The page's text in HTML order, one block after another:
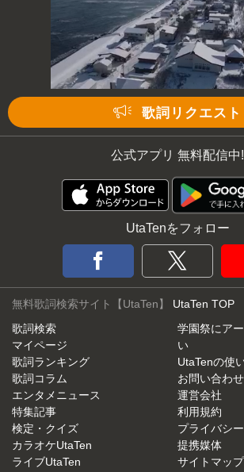
次の動画まで 3 キャ
歌詞リクエスト
公式アプリ 無料配信中!
UtaTenをフォロー
無料歌詞検索サイト【UtaTen】 UtaTen TOP
歌詞検索
マイページ
歌詞ランキング
歌詞コラム
エンタメニュース
特集記事
検定・クイズ
カラオケUtaTen
ライブUtaTen
学園祭にア
い
UtaTenの使
お問い合わせ
運営会社
利用規約
プライバシ
提携媒体
サイトマップ